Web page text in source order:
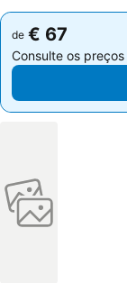
de € 67
Consulte os
de € 67
Consulte os